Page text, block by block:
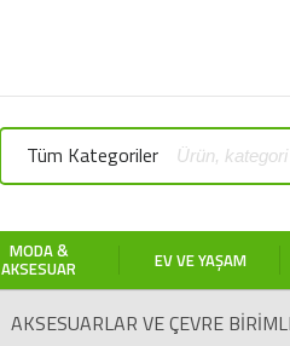
Tüm Kategoriler
MODA &
AKSESUAR EV VE YAŞAM
AKSESUARLAR VE ÇEVRE